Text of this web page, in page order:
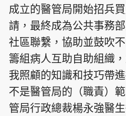
成立的醫管局開始招兵
請，最終成為公共事務
社區聯繫，協助並鼓吹
籌組病人互助自助組織
我照顧的知識和技巧帶
不是醫管局的（職責）
管局行政總裁楊永強醫